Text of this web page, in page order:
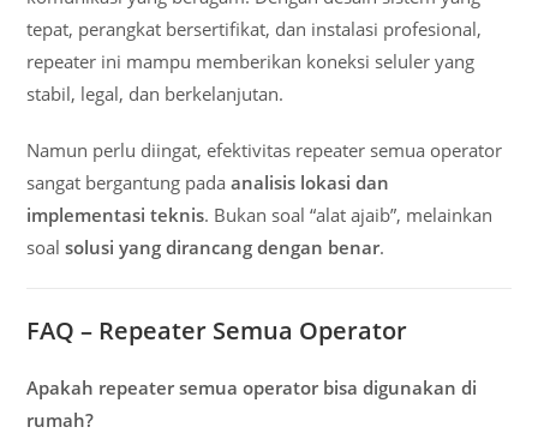
tepat, perangkat bersertifikat, dan instalasi profesional,
repeater ini mampu memberikan koneksi seluler yang
stabil, legal, dan berkelanjutan.
Namun perlu diingat, efektivitas repeater semua operator
sangat bergantung padaanalisis lokasi dan
implementasi teknis. Bukan soal “alat ajaib”, melainkan
soalsolusi yang dirancang dengan benar.
FAQ – Repeater Semua Operator
Apakah repeater semua operator bisa digunakan di
rumah?